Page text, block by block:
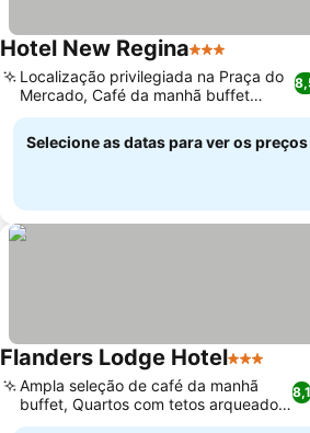
Hotel New Regina3 Estrelas
Localização privilegiada na Praça do
Mercado, Café da manhã buffet
completo
Selecione as datas para ver os
Flanders Lodge Hotel3 Estrelas
Ampla seleção de café da manhã
buffet, Quartos com tetos arqueados
únicos